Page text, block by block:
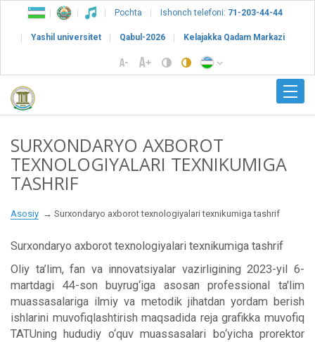
Pochta Ishonch telefoni: 71-203-44-44
Yashil universitet Qabul-2026 Kelajakka Qadam Markazi
SURXONDARYO AXBOROT
TEXNOLOGIYALARI TEXNIKUMIGA
TASHRIF
Asosiy Surxondaryo axborot texnologiyalari texnikumiga tashrif
Surxondaryo axborot texnologiyalari texnikumiga tashrif
Oliy ta’lim, fan va innovatsiyalar vazirligining 2023-yil 6-
martdagi 44-son buyrug‘iga asosan professional ta'lim
muassasalariga ilmiy va metodik jihatdan yordam berish
ishlarini muvofiqlashtirish maqsadida reja grafikka muvofiq
TATUning hududiy o‘quv muassasalari bo‘yicha prorektor